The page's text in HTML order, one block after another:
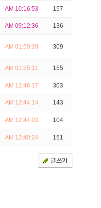
AM 10:16:53 157
AM 09:12:36 136
AM 01:59:39 309
AM 01:55:11 155
AM 12:46:17 303
AM 12:44:14 143
AM 12:44:03 104
AM 12:40:24 151